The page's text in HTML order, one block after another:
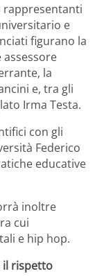
rappresentanti
e
figurano la
la
e, tra gli
Irma Testa.
con gli
Federico
educative
inoltre
cui
e hip hop.
il rispetto